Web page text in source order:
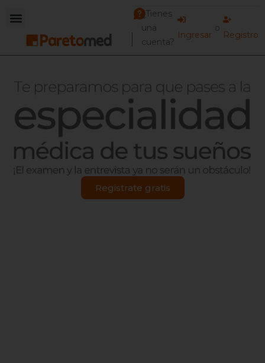
¿Tienes
una
cuenta?
Ingresar
o
Registro
Registrate gratis